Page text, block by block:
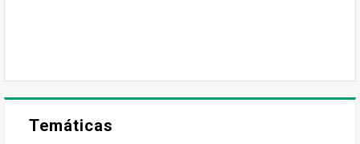
Temáticas